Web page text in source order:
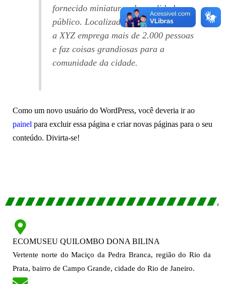
fornecido miniaturas de qualidade ao
público. Localizada na cidade de Itu,
a XYZ emprega mais de 2.000 pessoas
e faz coisas grandiosas para a
comunidade da cidade.
Como um novo usuário do WordPress, você deveria ir ao
painel para excluir essa página e criar novas páginas para o seu
conteúdo. Divirta-se!
ECOMUSEU QUILOMBO DONA BILINA
Vertente norte do Maciço da Pedra Branca, região do Rio da
Prata, bairro de Campo Grande, cidade do Rio de Janeiro.